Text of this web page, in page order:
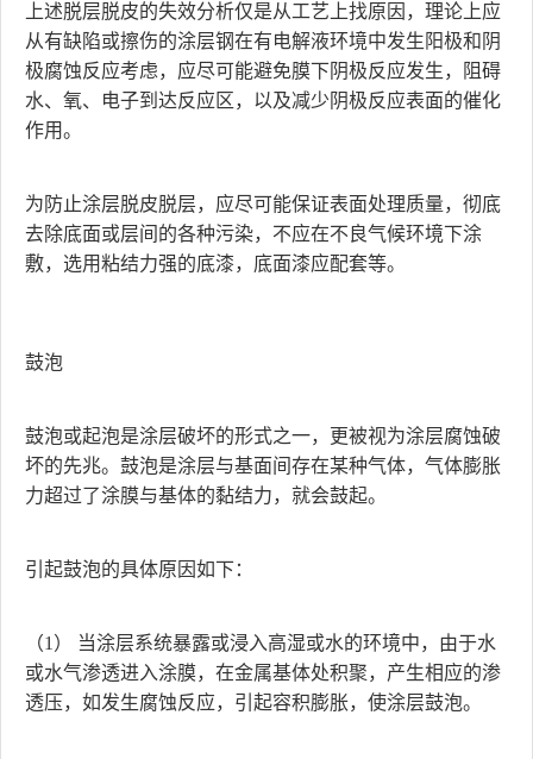
上述脱层脱皮的失效分析仅是从工艺上找原因，理论上应
从有缺陷或擦伤的涂层钢在有电解液环境中发生阳极和阴
极腐蚀反应考虑，应尽可能避免膜下阴极反应发生，阻碍
水、氧、电子到达反应区，以及减少阴极反应表面的催化
作用。
为防止涂层脱皮脱层，应尽可能保证表面处理质量，彻底
去除底面或层间的各种污染，不应在不良气候环境下涂
敷，选用粘结力强的底漆，底面漆应配套等。
鼓泡
鼓泡或起泡是涂层破坏的形式之一，更被视为涂层腐蚀破
坏的先兆。鼓泡是涂层与基面间存在某种气体，气体膨胀
力超过了涂膜与基体的黏结力，就会鼓起。
引起鼓泡的具体原因如下：
（1） 当涂层系统暴露或浸入高湿或水的环境中，由于水
或水气渗透进入涂膜，在金属基体处积聚，产生相应的渗
透压，如发生腐蚀反应，引起容积膨胀，使涂层鼓泡。